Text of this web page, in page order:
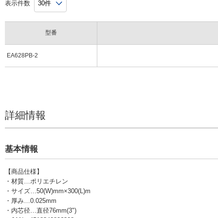
表示件数
型番
EA628PB-2
詳細情報
基本情報
【商品仕様】
・材質…ポリエチレン
・サイズ…50(W)mm×300(L)m
・厚み…0.025mm
・内芯径…直径76mm(3")